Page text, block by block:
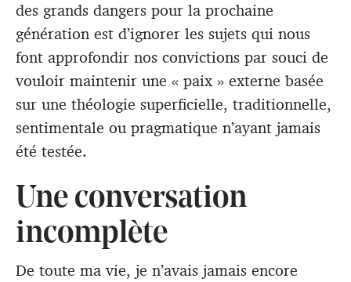
des grands dangers pour la prochaine
génération est d’ignorer les sujets qui nous
font approfondir nos convictions par souci de
vouloir maintenir une « paix » externe basée
sur une théologie superficielle, traditionnelle,
sentimentale ou pragmatique n’ayant jamais
été testée.
Une conversation
incomplète
De toute ma vie, je n’avais jamais encore